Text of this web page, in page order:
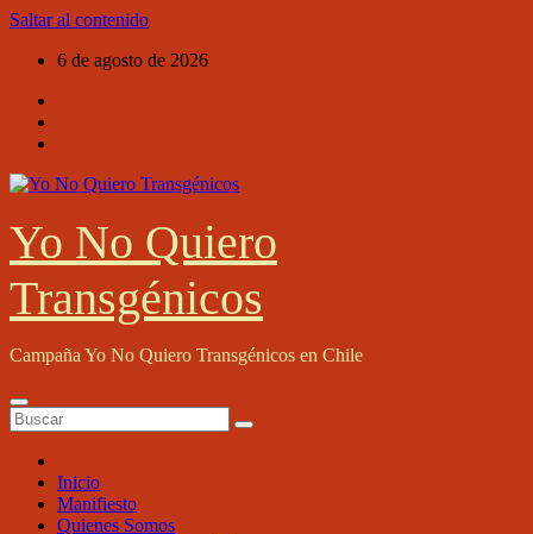
Saltar al contenido
6 de agosto de 2026
Yo No Quiero
Transgénicos
Campaña Yo No Quiero Transgénicos en Chile
Inicio
Manifiesto
Quienes Somos